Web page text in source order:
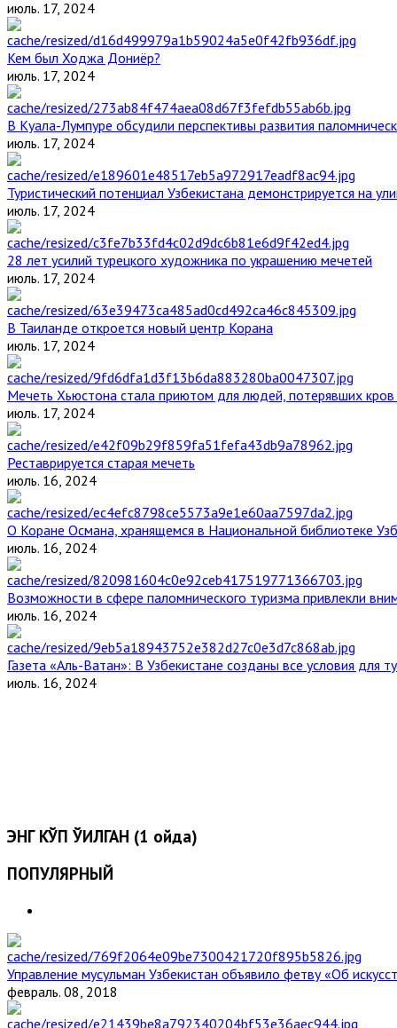
июль. 17, 2024
Кем был Ходжа Дониёр?
июль. 17, 2024
В Куала-Лумпуре обсудили перспективы развития
июль. 17, 2024
Туристический потенциал Узбекистана демонстрируется на
июль. 17, 2024
28 лет усилий турецкого художника по украшению мечетей
июль. 17, 2024
В Таиланде откроется новый центр Корана
июль. 17, 2024
Мечеть Хьюстона стала приютом для людей, потерявших кров
июль. 17, 2024
Реставрируется старая мечеть
июль. 16, 2024
О Коране Османа, хранящемся в Национальной библиотеке
июль. 16, 2024
Возможности в сфере паломнического туризма привлекли
июль. 16, 2024
Газета «Аль-Ватан»: В Узбекистане созданы все условия для
июль. 16, 2024
ЭНГ КЎП ЎҚИЛГАН (1 ойда)
ПОПУЛЯРНЫЙ
Управление мусульман Узбекистан объявило фетву «Об
февраль. 08, 2018